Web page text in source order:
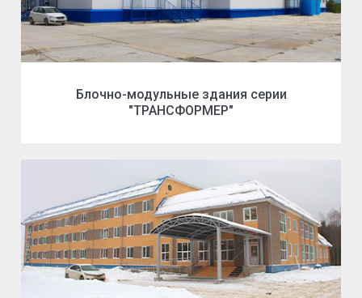
Блочно-модульные здания серии
"ТРАНСФОРМЕР"